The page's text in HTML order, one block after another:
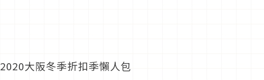
2020大阪冬季折扣季懶人包